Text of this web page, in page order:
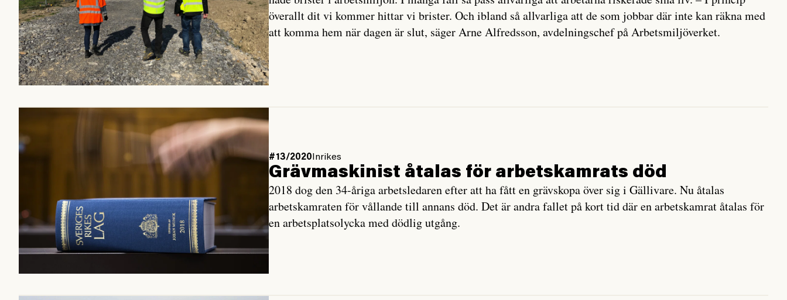
överallt dit vi kommer hittar vi brister. Och ibland så allvarliga att de som jobbar där inte kan räkna med
att komma hem när dagen är slut, säger Arne Alfredsson, avdelningschef på Arbetsmiljöverket.
#13/2020 Inrikes
Grävmaskinist åtalas för arbetskamrats död
2018 dog den 34-åriga arbetsledaren efter att ha fått en grävskopa över sig i Gällivare. Nu åtalas
arbetskamraten för vållande till annans död. Det är andra fallet på kort tid där en arbetskamrat åtalas för
en arbetsplatsolycka med dödlig utgång.